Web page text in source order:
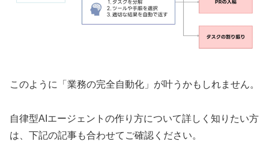
このように「業務の完全自動化」が叶うかもしれません。
自律型AIエージェントの作り方について詳しく知りたい方
は、下記の記事も合わせてご確認ください。